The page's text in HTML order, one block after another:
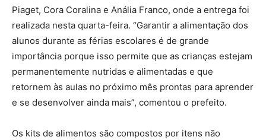
Piaget, Cora Coralina e Anália Franco, onde a entrega foi
realizada nesta quarta-feira. “Garantir a alimentação dos
alunos durante as férias escolares é de grande
importância porque isso permite que as crianças estejam
permanentemente nutridas e alimentadas e que
retornem às aulas no próximo mês prontas para aprender
e se desenvolver ainda mais”, comentou o prefeito.
Os kits de alimentos são compostos por itens não